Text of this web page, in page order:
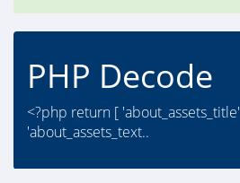
PHP Decode
<?php return [
'about_assets_text..